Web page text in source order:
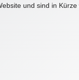
und sind in Kürze